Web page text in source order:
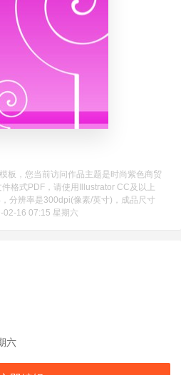
板，您当前访问作品主题是时尚紫色商贸
格式PDF，请使用Illustrator CC及以上
分辨率是300dpi(像素/英寸)，成品尺寸
02-16 07:15 星期六
六